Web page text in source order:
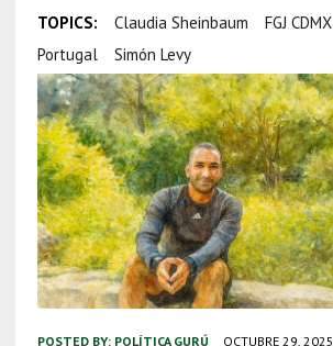
TOPICS: Claudia Sheinbaum FGJ CDMX
Portugal
Simón Levy
POSTED BY: POLÍTICA GURÚ OCTUBRE 29, 2025